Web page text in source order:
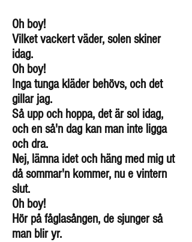
Oh boy!
Vilket vackert väder, solen skiner
idag.
Oh boy!
Inga tunga kläder behövs, och det
gillar jag.
Så upp och hoppa, det är sol idag,
och en så'n dag kan man inte ligga
och dra.
Nej, lämna idet och häng med mig ut
då sommar'n kommer, nu e vintern
slut.
Oh boy!
Hör på fåglasången, de sjunger så
man blir yr.